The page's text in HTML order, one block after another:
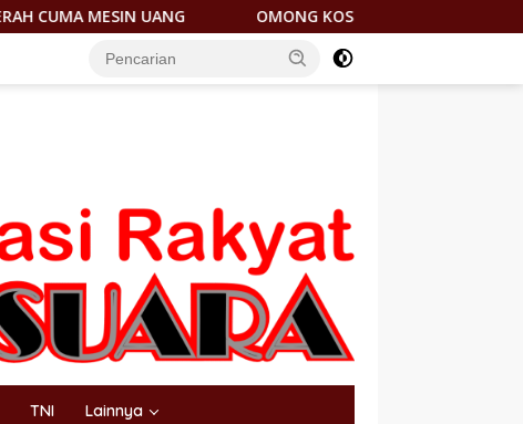
OMONG KOSONG! JANTUNG HILIRISASI NIKEL DICORET,
TNI Lainnya